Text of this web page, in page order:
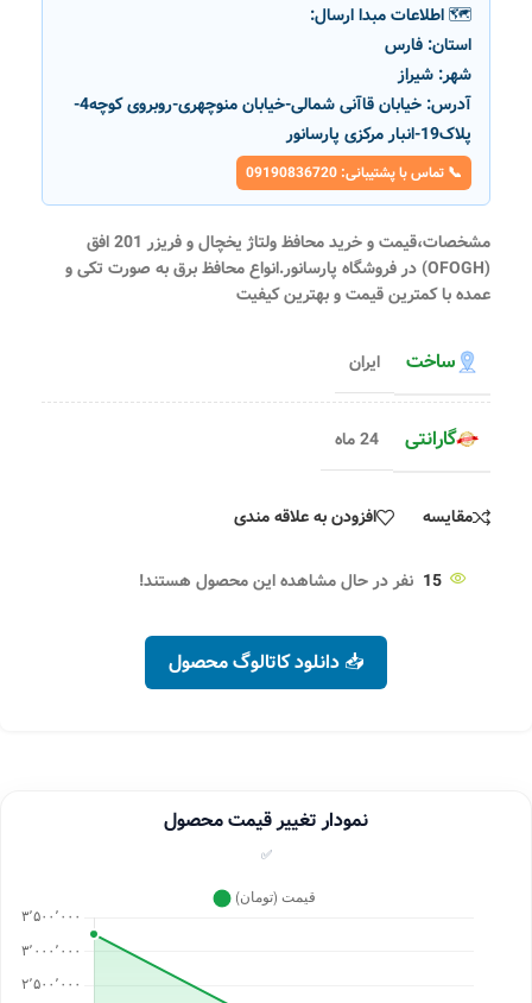
🗺️ اطلاعات مبدا ارسال:
استان: فارس
شهر: شیراز
آدرس:
خیابان قاآنی شمالی-خیابان منوچهری-روبروی کوچه4-
پلاک19-انبار مرکزی پارسانور
📞 تماس با پشتیبانی: 09190836720
مشخصات،قیمت و خرید محافظ ولتاژ یخچال و فریزر 201 افق
(OFOGH) در فروشگاه پارسانور.انواع محافظ برق به صورت تکی و
عمده با کمترین قیمت و بهترین کیفیت
ساخت ایران
گارانتی 24 ماه
مقایسه افزودن به علاقه مندی
15 نفر در حال مشاهده این محصول هستند!
📥 دانلود کاتالوگ محصول
نمودار تغییر قیمت محصول
✅